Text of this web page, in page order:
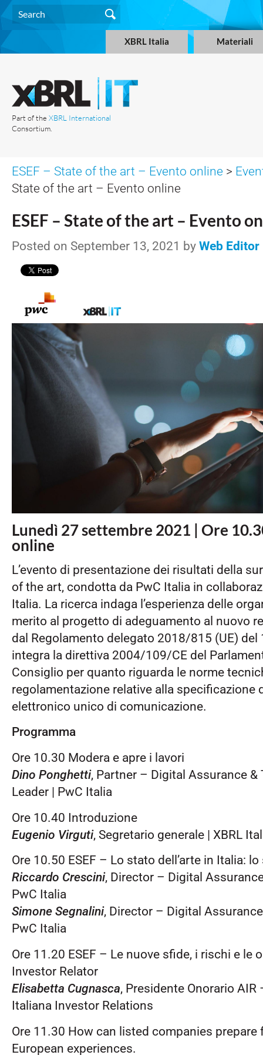
XBRL Italia Materiali
Part of the XBRL International
Consortium.
ESEF – State of the art – Evento online >
State of the art – Evento online
ESEF – State of the art – Evento
Posted on September 13, 2021 by Web Editor
Lunedì 27 settembre 2021 | Ore
online
L’evento di presentazione dei risultati della
of the art, condotta da PwC Italia in
Italia. La ricerca indaga l’esperienza delle
merito al progetto di adeguamento al nuovo
dal Regolamento delegato 2018/815 (UE)
integra la direttiva 2004/109/CE del
Consiglio per quanto riguarda le norme
regolamentazione relative alla specificazione
elettronico unico di comunicazione.
Programma
Ore 10.30 Modera e apre i lavori
Dino Ponghetti, Partner – Digital Assurance &
Leader | PwC Italia
Ore 10.40 Introduzione
Eugenio Virguti, Segretario generale | XBRL
Ore 10.50 ESEF – Lo stato dell’arte in Italia:
Riccardo Crescini, Director – Digital
PwC Italia
Simone Segnalini, Director – Digital
PwC Italia
Ore 11.20 ESEF – Le nuove sfide, i rischi e le
Investor Relator
Elisabetta Cugnasca, Presidente Onorario
Italiana Investor Relations
Ore 11.30 How can listed companies prepare
European experiences.